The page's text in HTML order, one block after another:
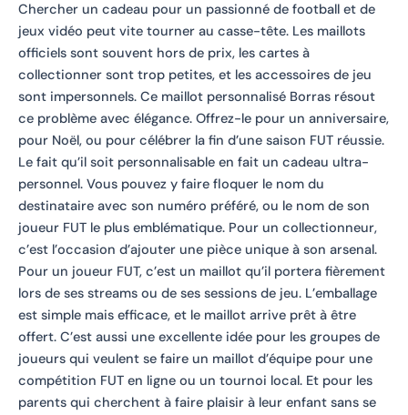
Chercher un cadeau pour un passionné de football et de
jeux vidéo peut vite tourner au casse-tête. Les maillots
officiels sont souvent hors de prix, les cartes à
collectionner sont trop petites, et les accessoires de jeu
sont impersonnels. Ce maillot personnalisé Borras résout
ce problème avec élégance. Offrez-le pour un anniversaire,
pour Noël, ou pour célébrer la fin d’une saison FUT réussie.
Le fait qu’il soit personnalisable en fait un cadeau ultra-
personnel. Vous pouvez y faire floquer le nom du
destinataire avec son numéro préféré, ou le nom de son
joueur FUT le plus emblématique. Pour un collectionneur,
c’est l’occasion d’ajouter une pièce unique à son arsenal.
Pour un joueur FUT, c’est un maillot qu’il portera fièrement
lors de ses streams ou de ses sessions de jeu. L’emballage
est simple mais efficace, et le maillot arrive prêt à être
offert. C’est aussi une excellente idée pour les groupes de
joueurs qui veulent se faire un maillot d’équipe pour une
compétition FUT en ligne ou un tournoi local. Et pour les
parents qui cherchent à faire plaisir à leur enfant sans se